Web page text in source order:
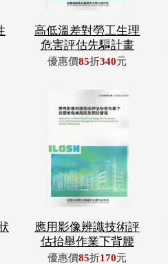
高低溫差對勞工生理
危害評估先驅計畫
優惠價85折340元
應用影像辨識技術評
估抬舉作業下背腰
優惠價85折170元